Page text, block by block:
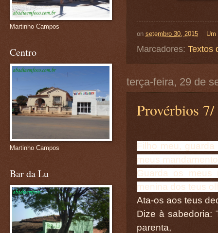
on setembro 30, 2015
Marcadores: Textos
terça-feira, 29 de
Provérbios
Filho meu,
meus
Guarda os meus
menina dos teus
Ata-os aos teus
Dize à sabedoria:
parenta,
Martinho Campos
Centro
Martinho Campos
Bar da Lu